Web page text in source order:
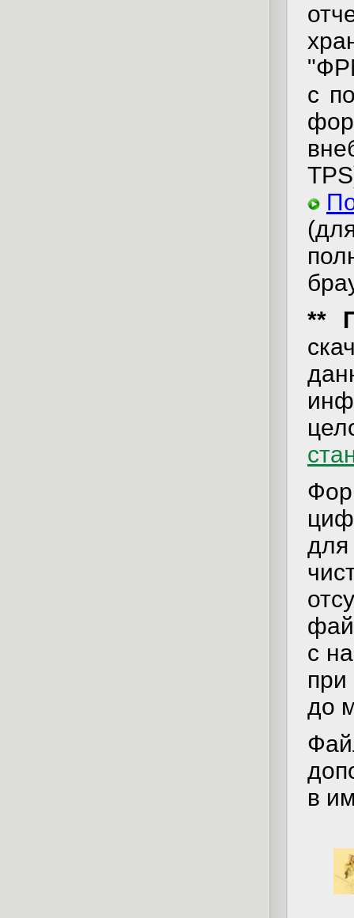
с
**
с
до
в